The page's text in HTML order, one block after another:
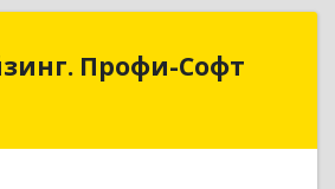
Профи-Софт
Профи-Софт
г, Ленина ул, дом № 10,